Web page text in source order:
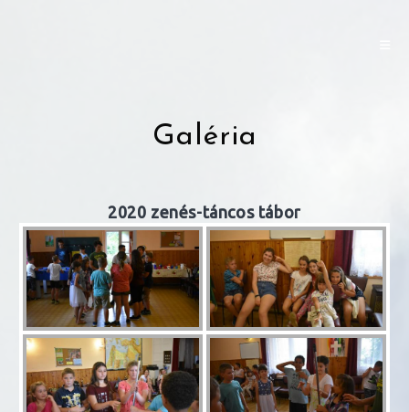
Galéria
2020 zenés-táncos tábor